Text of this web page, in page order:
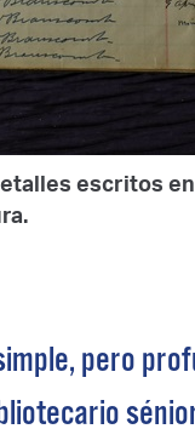
escritos
pero